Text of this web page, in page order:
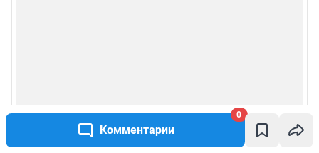
Комментарии
0